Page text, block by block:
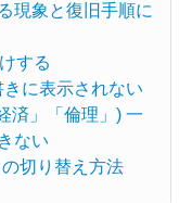
現象と復旧手順に
する
に表示されない
済」「倫理」) 一
ない
切り替え方法